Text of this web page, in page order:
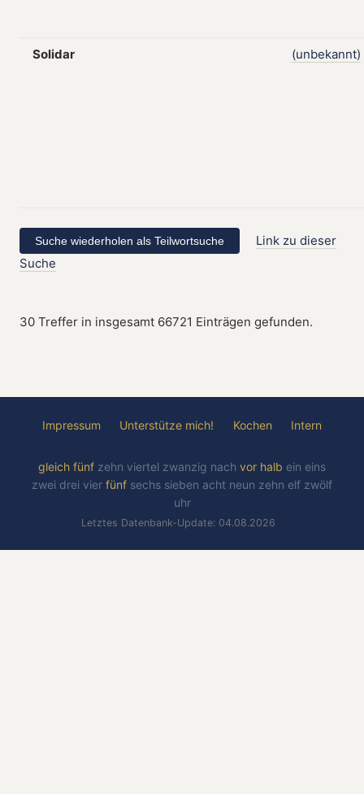
Solidar (unbekannt)
Link zu dieser
Suche
30 Treffer in insgesamt 66721 Einträgen gefunden.
Impressum Unterstütze mich! Kochen Intern
gleich fünf zehn viertel zwanzig nach vor halb ein eins
zwei drei vier fünf sechs sieben acht neun zehn elf zwölf
uhr
Letztes Datenbank-Update: 04.08.2026